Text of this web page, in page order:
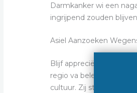
Darmkanker wi een
ingrijpend zouden
Asiel Aanzoeken
Blijf appreciëren gij
regio va beleid,
cultuur. Zij studeerde